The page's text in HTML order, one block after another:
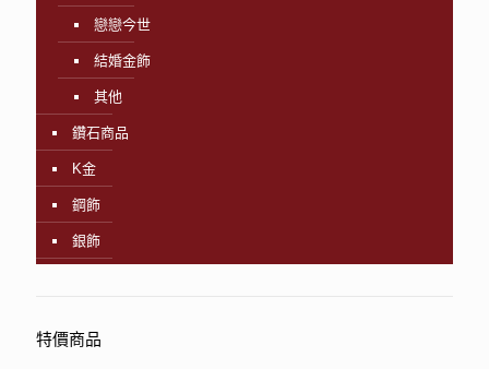
戀戀今世
結婚金飾
其他
鑽石商品
K金
鋼飾
銀飾
特價商品